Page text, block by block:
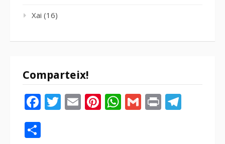
Xai (16)
Comparteix!
Facebook
Twitter
EmailPinterest
WhatsApp
Gmail
Print